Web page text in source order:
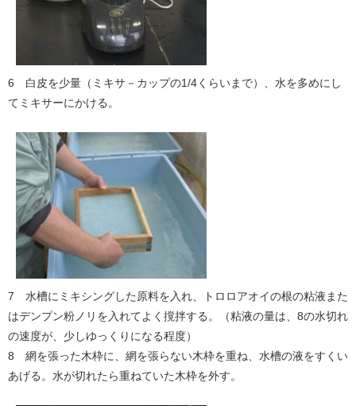
6 白皮を少量（ミキサ－カップの1/4くらいまで）、水を多めにし
てミキサーにかける。
7 水槽にミキシングした原料を入れ、トロロアオイの根の粘液また
はデンプン粉ノリを入れてよく撹拌する。（粘液の量は、8の水切れ
の速度が、少しゆっくりになる程度）
8 網を張った木枠に、網を張らない木枠を重ね、水槽の液をすくい
あげる。水が切れたら重ねていた木枠を外す。